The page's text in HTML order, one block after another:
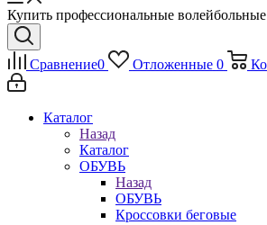
Купить профессиональные
Сравнение0 Отложенные 0
Каталог
Назад
Каталог
ОБУВЬ
Назад
ОБУВЬ
Кроссовки беговые